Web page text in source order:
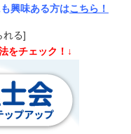
興味ある方はこちら！
れる]
をチェック！↓